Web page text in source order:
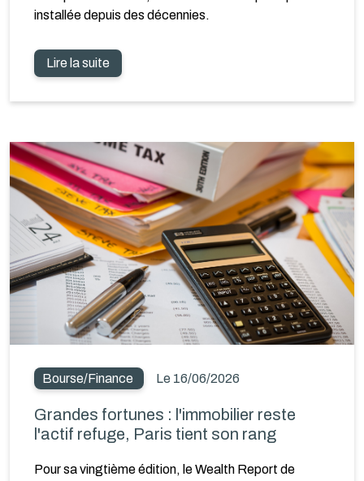
installée depuis des décennies.
Lire la suite
Bourse/Finance Le 16/06/2026
Grandes fortunes : l'immobilier reste
l'actif refuge, Paris tient son rang
Pour sa vingtième édition, le Wealth Report de